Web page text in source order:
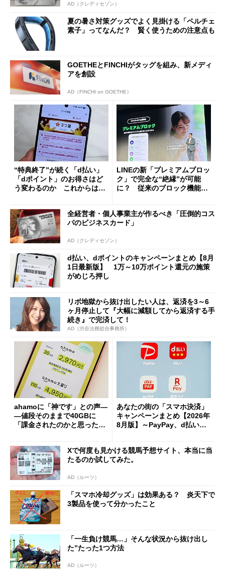
AD（クレディセゾン）
夏の暑さ対策グッズでよく見掛ける「ペルチェ
素子」ってなんだ？ 賢く使うための注意点も
GOETHEとFINCHIがタッグを組み、新メディ
アを創設
AD（FINCHI on GOETHE）
“特典終了”が続く「d払い」
「dポイント」のお得さはど
う変わるのか これからは
LINEの新「プレミアムブロッ
ク」で完全な“絶縁”が可能
に？ 従来のブロック機能と
全経営者・個人事業主が作るべき「圧倒的コス
パのビジネスカード」
AD（クレディセゾン）
d払い、dポイントのキャンペーンまとめ【8月
1日最新版】 1万～10万ポイント還元の施策
がめじろ押し
リボ地獄から抜け出したい人は、返済を3～6
ヶ月停止して『大幅に減額してから返済する手
続き』で完済して！
AD（渋谷法務総合事務所）
ahamoに「神です」との声―
―値段そのままで40GBに
「課金されたのかと思った」
あなたの街の「スマホ決済」
キャンペーンまとめ【2026年
8月版】～PayPay、d払い、a
Xで何度も見かける競馬予想サイト、本当に当
たるのか試してみた。
AD（ルーツ）
「スマホ冷却グッズ」は効果ある？ 炎天下で
3製品を使って分かったこと
「一生負け競馬…」そんな状況から抜け出し
た”たった1つ方法
AD（ルーツ）